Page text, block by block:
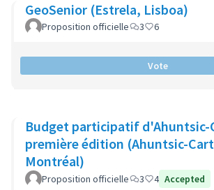
GeoSenior (Estrela, Lisboa)
Proposition officielle 3 6
Vote
Budget participatif
première édition (Ahuntsic-
Montréal)
Proposition officielle 3 4 Accepted